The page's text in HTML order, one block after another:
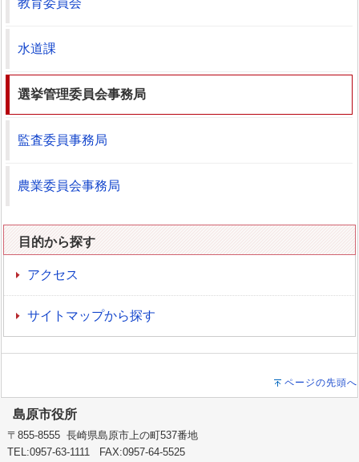
教育委員会
水道課
選挙管理委員会事務局
監査委員事務局
農業委員会事務局
目的から探す
アクセス
サイトマップから探す
ページの先頭へ
島原市役所
〒855-8555 長崎県島原市上の町537番地
TEL:0957-63-1111 FAX:0957-64-5525